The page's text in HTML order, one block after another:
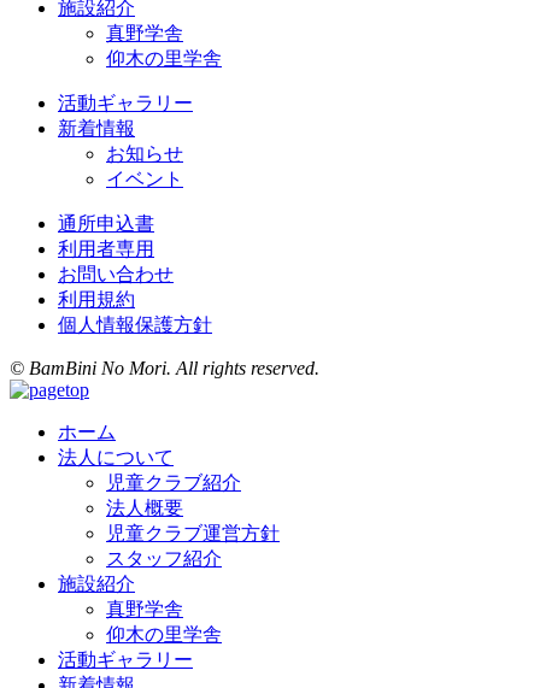
施設紹介
真野学舎
仰木の里学舎
活動ギャラリー
新着情報
お知らせ
イベント
通所申込書
利用者専用
お問い合わせ
利用規約
個人情報保護方針
© BamBini No Mori. All rights reserved.
ホーム
法人について
児童クラブ紹介
法人概要
児童クラブ運営方針
スタッフ紹介
施設紹介
真野学舎
仰木の里学舎
活動ギャラリー